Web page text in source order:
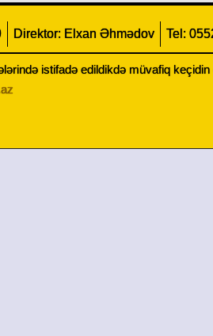
Direktor: Elxan Əhmədov Tel:
istifadə edildikdə müvafiq keçidin